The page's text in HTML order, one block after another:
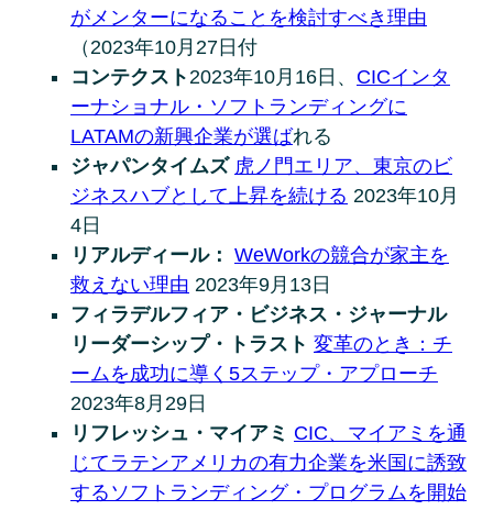
がメンターになることを検討すべき理由
（2023年10月27日付
コンテクスト2023年10月16日、 CICインタ
ーナショナル・ソフトランディングに
LATAMの新興企業が選ばれる
ジャパンタイムズ 虎ノ門エリア、東京のビ
ジネスハブとして上昇を続ける 2023年10月
4日
リアルディール： WeWorkの競合が家主を
救えない理由 2023年9月13日
フィラデルフィア・ビジネス・ジャーナル
リーダーシップ・トラスト 変革のとき：チ
ームを成功に導く5ステップ・アプローチ
2023年8月29日
リフレッシュ・マイアミ CIC、マイアミを通
じてラテンアメリカの有力企業を米国に誘致
するソフトランディング・プログラムを開始